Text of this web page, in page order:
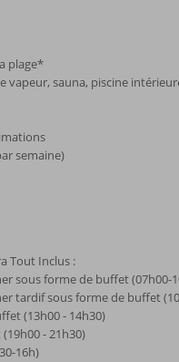
plage*
vapeur, sauna, piscine
semaine)
Tout Inclus :
sous forme de buffet (07h00-
tardif sous forme de buffet
(13h00 - 14h30)
- 21h30)
16h)